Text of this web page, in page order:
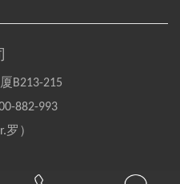
B213-215
882-993
罗）
rights reserved